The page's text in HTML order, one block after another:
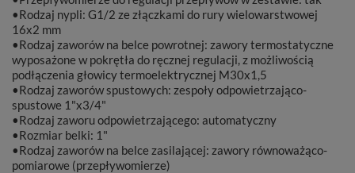
•Rodzaj nypli: G1/2 ze złączkami do rury wielowarstwowej
16x2 mm
•Rodzaj zaworów na belce powrotnej: zawory termostatyczne
wyposażone w pokrętła do ręcznej regulacji, z możliwością
podłączenia głowicy termoelektrycznej M30x1,5
•Rodzaj zaworów spustowych: zespoły odpowietrzająco-
spustowe 1"x3/4"
•Rodzaj zaworu odpowietrzającego: automatyczny
•Rozmiar belki: 1"
•Rodzaj zaworów na belce zasilającej: zawory równoważąco-
pomiarowe (przepływomierze)